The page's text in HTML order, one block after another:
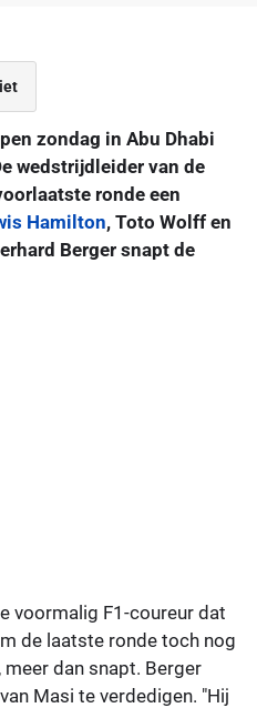
zondag in Abu Dhabi
wedstrijdleider van de
ronde een
Hamilton, Toto Wolff en
Berger snapt de
voormalig F1-coureur dat
de laatste ronde toch nog
dan snapt. Berger
Masi te verdedigen. "Hij